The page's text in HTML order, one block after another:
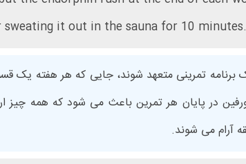
it out in the sauna for 10 minutes.
تمرینی متعهد شوند، جایی که هر هفته یک
در پایان هر تمرین باعث می شود که همه